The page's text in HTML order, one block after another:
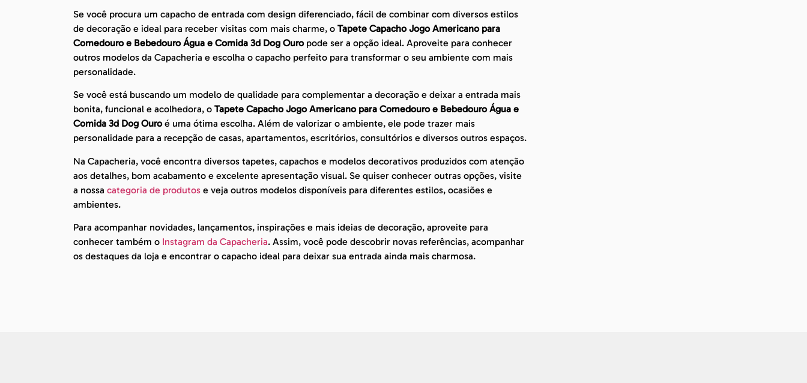
Se você procura um capacho de entrada com design diferenciado, fácil de combinar com diversos estilos
de decoração e ideal para receber visitas com mais charme, o Tapete Capacho Jogo Americano para
Comedouro e Bebedouro Água e Comida 3d Dog Ouropode ser a opção ideal. Aproveite para conhecer
outros modelos da Capacheria e escolha o capacho perfeito para transformar o seu ambiente com mais
personalidade.
Se você está buscando um modelo de qualidade para complementar a decoração e deixar a entrada mais
bonita, funcional e acolhedora, o Tapete Capacho Jogo Americano para Comedouro e Bebedouro Água e
Comida 3d Dog Ouroé uma ótima escolha. Além de valorizar o ambiente, ele pode trazer mais
personalidade para a recepção de casas, apartamentos, escritórios, consultórios e diversos outros espaços.
Na Capacheria, você encontra diversos tapetes, capachos e modelos decorativos produzidos com atenção
aos detalhes, bom acabamento e excelente apresentação visual. Se quiser conhecer outras opções, visite
a nossa categoria de produtos e veja outros modelos disponíveis para diferentes estilos, ocasiões e
ambientes.
Para acompanhar novidades, lançamentos, inspirações e mais ideias de decoração, aproveite para
conhecer também o Instagram da Capacheria. Assim, você pode descobrir novas referências, acompanhar
os destaques da loja e encontrar o capacho ideal para deixar sua entrada ainda mais charmosa.